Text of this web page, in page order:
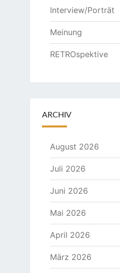
Interview/Porträt
Meinung
RETROspektive
ARCHIV
August 2026
Juli 2026
Juni 2026
Mai 2026
April 2026
März 2026